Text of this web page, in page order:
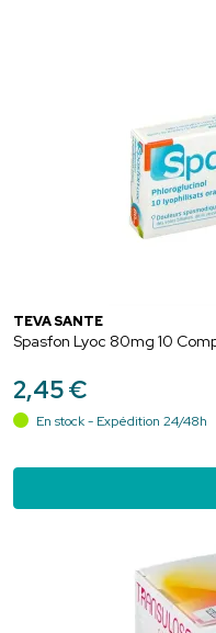
TEVA SANTÉ
Spasfon Lyoc 80mg 10
2,45€
En stock - Expédition 24/48h